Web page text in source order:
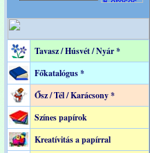
Tavasz / Húsvét / Nyár *
Főkatalógus *
Ősz / Tél / Karácsony *
Színes papírok
Kreatívitás a papírral